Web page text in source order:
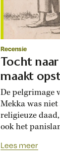
Recensie
Tocht
maakt
De pelgrimage
Mekka was niet
religieuze
ook het
vreesden
Lees meer